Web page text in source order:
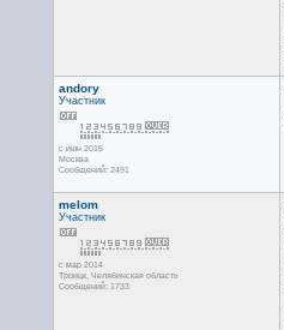
andory
Участник
с июн 2015
Москва
Сообщений: 2491
melom
Участник
с мар 2014
Троицк, Челябинская область
Сообщений: 1733